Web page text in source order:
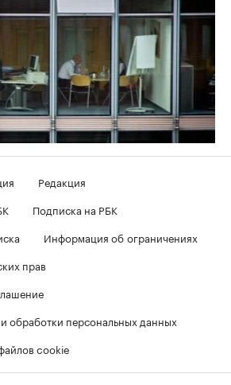
Редакция
Подписка на РБК
Информация об ограничениях
прав
обработки персональных данных
cookie